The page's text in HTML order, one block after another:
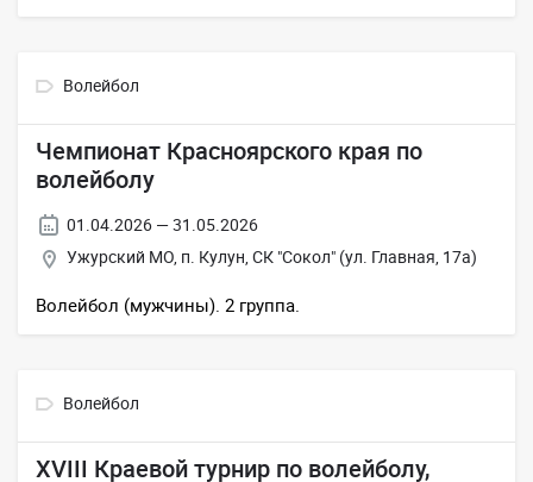
Волейбол
Чемпионат Красноярского края по
волейболу
01.04.2026 — 31.05.2026
Ужурский МО, п. Кулун, СК "Сокол" (ул. Главная, 17а)
Волейбол (мужчины). 2 группа.
Волейбол
XVIII Краевой турнир по волейболу,